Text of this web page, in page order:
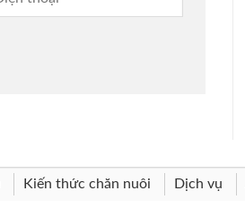
Kiến thức chăn nuôi Dịch vụ